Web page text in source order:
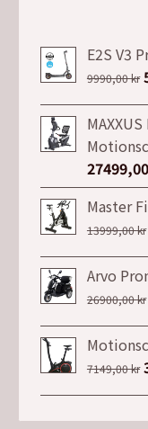
E2S V3
9990,00kr
27499,00
Master
13999,00kr
Arvo
26900,00kr
7149,00kr